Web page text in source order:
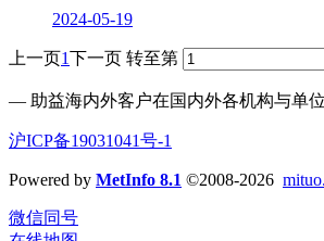
2024-05-19
上一页1下一页 转至第
— 助益海内外客户在国内外各机构与单
沪ICP备19031041号-1
Powered by MetInfo 8.1 ©2008-2026
微信同号